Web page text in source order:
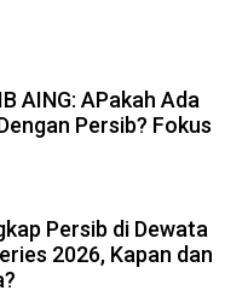
AING: APakah Ada
Persib? Fokus
Persib di Dewata
2026, Kapan dan